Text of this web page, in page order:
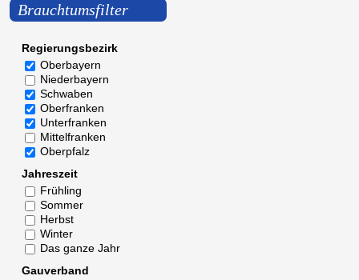
Brauchtumsfilter
Regierungsbezirk
Oberbayern
Niederbayern
Schwaben
Oberfranken
Unterfranken
Mittelfranken
Oberpfalz
Jahreszeit
Frühling
Sommer
Herbst
Winter
Das ganze Jahr
Gauverband